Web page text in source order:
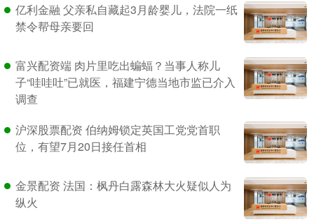
亿利金融 父亲私自藏起3月龄婴儿，法院一纸
禁令帮母亲要回
富兴配资端 肉片里吃出蝙蝠？当事人称儿
子“哇哇吐”已就医，福建宁德当地市监已介入
调查
沪深股票配资 伯纳姆锁定英国工党党首职
位，有望7月20日接任首相
金景配资 法国：枫丹白露森林大火疑似人为
纵火